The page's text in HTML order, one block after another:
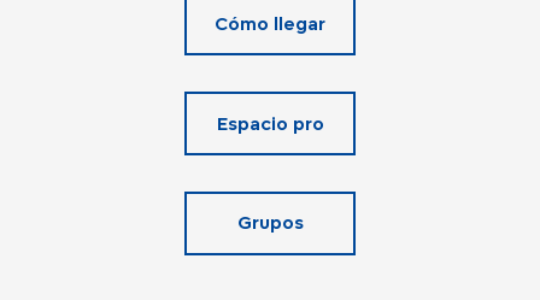
Cómo llegar
Espacio pro
Grupos